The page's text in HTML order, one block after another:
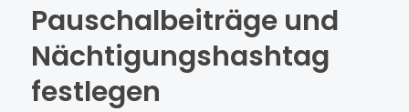
Pauschalbeiträge und
Nächtigungshashtag
festlegen